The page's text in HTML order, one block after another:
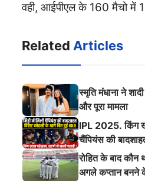
वही, आईपीएल के 160 मैचो
Related Articles
स्मृति मंधाना ने
और पूरा मामला
IPL 2025. किंग
चैंपियंस की
ऐसी दहाड़
रोहित के बाद कौन
अगले कप्तान बनने के